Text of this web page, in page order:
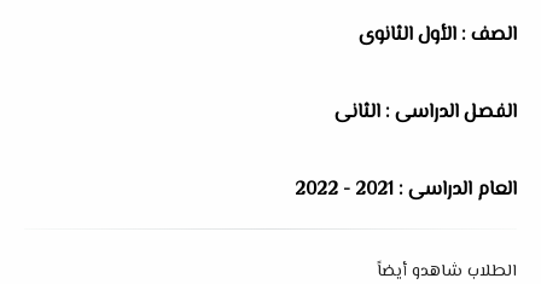
الصف : الأول الثانوى
الفصل الدراسى : الثانى
العام الدراسى : 2021 - 2022
الطلاب شاهدو أيضاً